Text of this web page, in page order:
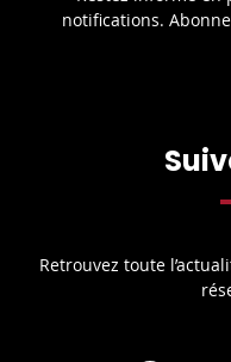
notifications.
Retrouvez toute